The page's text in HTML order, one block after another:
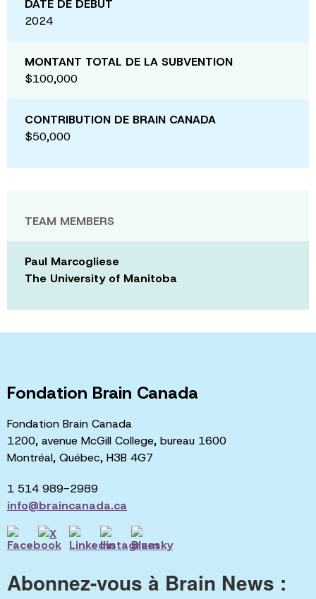
DATE DE DÉBUT
2024
MONTANT TOTAL DE LA SUBVENTION
$100,000
CONTRIBUTION DE BRAIN CANADA
$50,000
TEAM MEMBERS
Paul Marcogliese
The University of Manitoba
Fondation Brain Canada
Fondation Brain Canada
1200, avenue McGill College, bureau 1600
Montréal, Québec, H3B 4G7
1 514 989-2989
info@braincanada.ca
Abonnez-vous à Brain News :